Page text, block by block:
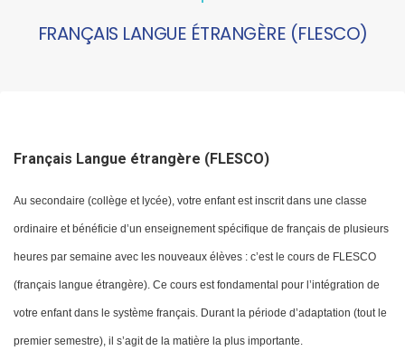
FRANÇAIS LANGUE ÉTRANGÈRE (FLESCO)
Français Langue étrangère (FLESCO)
Au secondaire (collège et lycée), votre enfant est inscrit dans une classe
ordinaire et bénéficie d’un enseignement spécifique de français de plusieurs
heures par semaine avec les nouveaux élèves : c’est le cours de FLESCO
(français langue étrangère). Ce cours est fondamental pour l’intégration de
votre enfant dans le système français. Durant la période d’adaptation (tout le
premier semestre), il s’agit de la matière la plus importante.